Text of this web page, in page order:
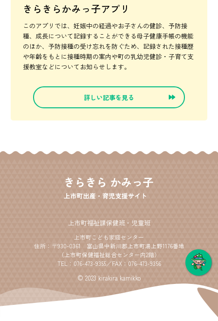
きらきらかみっ子アプリ
このアプリでは、妊娠中の経過やお子さんの健診、予防接
種、成長について記録することができる母子健康手帳の機能
のほか、予防接種の受け忘れを防ぐため、記録された接種歴
や年齢をもとに接種時期の案内や町の乳幼児健診・子育て支
援教室などについてお知らせします。
詳しい記事を見る
上市町福祉課保健班・児童班
上市町こども家庭センター
住所：〒930-0361 富山県中新川郡上市町湯上野1176番地
（上市町保健福祉総合センター内2階）
TEL： 076-473-9355／FAX：076-473-9356
© 2023 kirakira kamikko